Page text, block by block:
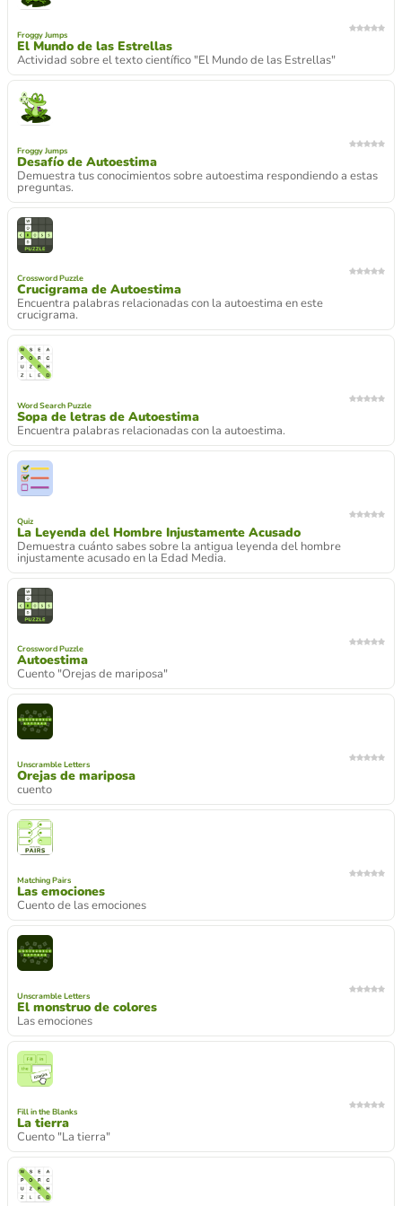
Froggy Jumps
El Mundo de las Estrellas
Actividad sobre el texto científico "El Mundo de las Estrellas"
Froggy Jumps
Desafío de Autoestima
Demuestra tus conocimientos sobre autoestima respondiendo a estas
preguntas.
Crossword Puzzle
Crucigrama de Autoestima
Encuentra palabras relacionadas con la autoestima en este
crucigrama.
Word Search Puzzle
Sopa de letras de Autoestima
Encuentra palabras relacionadas con la autoestima.
Quiz
La Leyenda del Hombre Injustamente Acusado
Demuestra cuánto sabes sobre la antigua leyenda del hombre
injustamente acusado en la Edad Media.
Crossword Puzzle
Autoestima
Cuento "Orejas de mariposa"
Unscramble Letters
Orejas de mariposa
cuento
Matching Pairs
Las emociones
Cuento de las emociones
Unscramble Letters
El monstruo de colores
Las emociones
Fill in the Blanks
La tierra
Cuento "La tierra"